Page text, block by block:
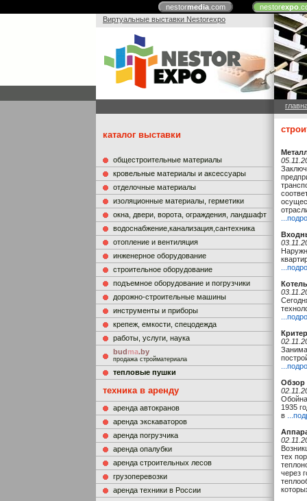
nestormedia.com nestorexpo
Виртуальные выставки Nestorexpo
каталог выставки
общестроительные материалы
кровельные материалы и аксессуары
отделочные материалы
изоляционные материалы, герметики
окна, двери, ворота, ограждения, ландшафт
водоснабжение,канализация,сантехника
отопление и вентиляция
инженерное оборудование
строительное оборудование
подъемное оборудование и погрузчики
дорожно-строительные машины
инструменты и приборы
крепеж, емкости, спецодежда
работы, услуги, наука
budma.by
продажа стройматериала
тепловые пушки
техника в аренду
аренда автокранов
аренда экскаваторов
аренда погрузчика
аренда опалубки
аренда строительных лесов
грузоперевозки
аренда техники в России
Обзор
1935
в
тех
через